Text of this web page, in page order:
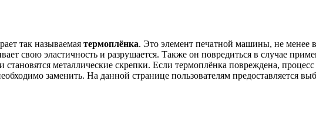
так называемая термоплёнка. Это элемент печатной машины, не менее
свою эластичность и разрушается. Также он повредиться в случае
металлические скрепки. Если термоплёнка повреждена,
заменить. На данной странице пользователям предоставляется